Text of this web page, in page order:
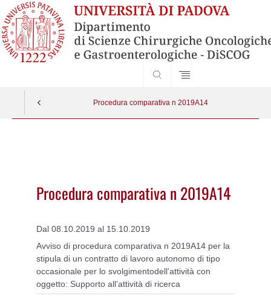
Procedura comparativa n 2019A14
Procedura comparativa n 2019A14
Dal 08.10.2019 al 15.10.2019
Avviso di procedura comparativa n 2019A14 per la
stipula di un contratto di lavoro autonomo di tipo
occasionale per lo svolgimentodell'attività con
oggetto: Supporto all’attività di ricerca